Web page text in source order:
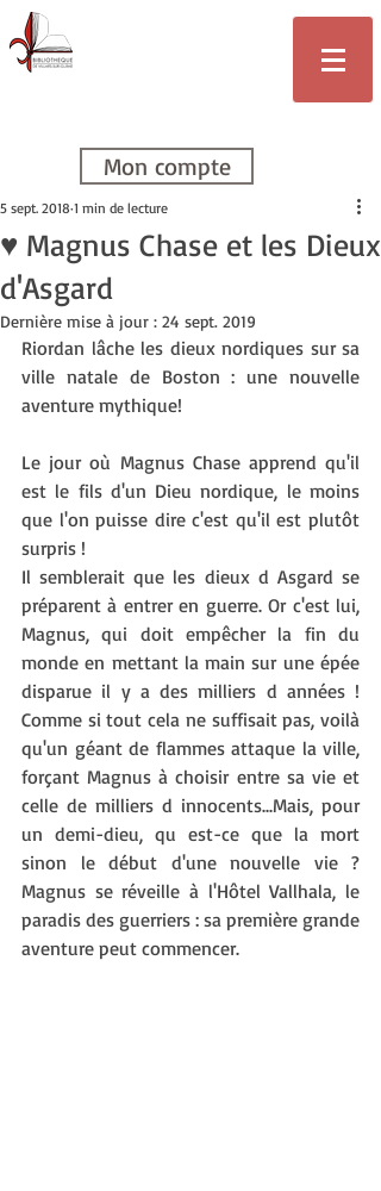
Mon compte
♥ Magnus Chase et les Dieux
d'Asgard
5 sept. 2018 1 min de lecture
Dernière mise à jour : 24 sept. 2019
Riordan lâche les dieux nordiques sur sa
ville natale de Boston : une nouvelle
aventure mythique!
Le jour où Magnus Chase apprend qu'il
est le fils d'un Dieu nordique, le moins
que l'on puisse dire c'est qu'il est plutôt
surpris !
Il semblerait que les dieux d Asgard se
préparent à entrer en guerre. Or c'est lui,
Magnus, qui doit empêcher la fin du
monde en mettant la main sur une épée
disparue il y a des milliers d années !
Comme si tout cela ne suffisait pas, voilà
qu'un géant de flammes attaque la ville,
forçant Magnus à choisir entre sa vie et
celle de milliers d innocents...Mais, pour
un demi-dieu, qu est-ce que la mort
sinon le début d'une nouvelle vie ?
Magnus se réveille à l'Hôtel Vallhala, le
paradis des guerriers : sa première grande
aventure peut commencer.